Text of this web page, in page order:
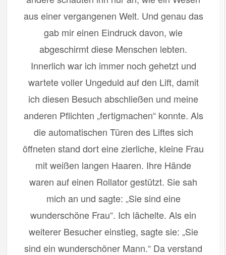
aus einer vergangenen Welt. Und genau das
gab mir einen Eindruck davon, wie
abgeschirmt diese Menschen lebten.
Innerlich war ich immer noch gehetzt und
wartete voller Ungeduld auf den Lift, damit
ich diesen Besuch abschließen und meine
anderen Pflichten „fertigmachen“ konnte. Als
die automatischen Türen des Liftes sich
öffneten stand dort eine zierliche, kleine Frau
mit weißen langen Haaren. Ihre Hände
waren auf einen Rollator gestützt. Sie sah
mich an und sagte: „Sie sind eine
wunderschöne Frau“. Ich lächelte. Als ein
weiterer Besucher einstieg, sagte sie: „Sie
sind ein wunderschöner Mann.“ Da verstand